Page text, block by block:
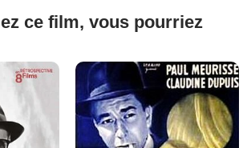
ce film, vous pourriez